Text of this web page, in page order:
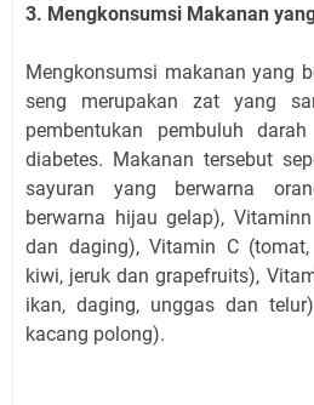
3. Mengkonsumsi Makanan
Mengkonsumsi makanan yang
seng merupakan zat yang
pembentukan pembuluh
diabetes. Makanan tersebut
sayuran yang berwarna
berwarna hijau gelap),
dan daging), Vitamin C
kiwi, jeruk dan grapefruits),
ikan, daging, unggas dan
kacang polong).